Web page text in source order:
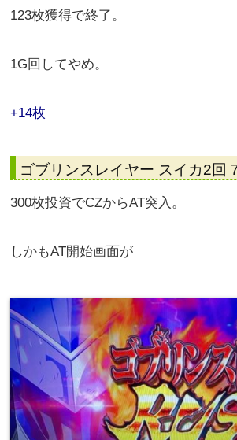
ルー
123枚獲得で終了。
1G回してやめ。
+14枚